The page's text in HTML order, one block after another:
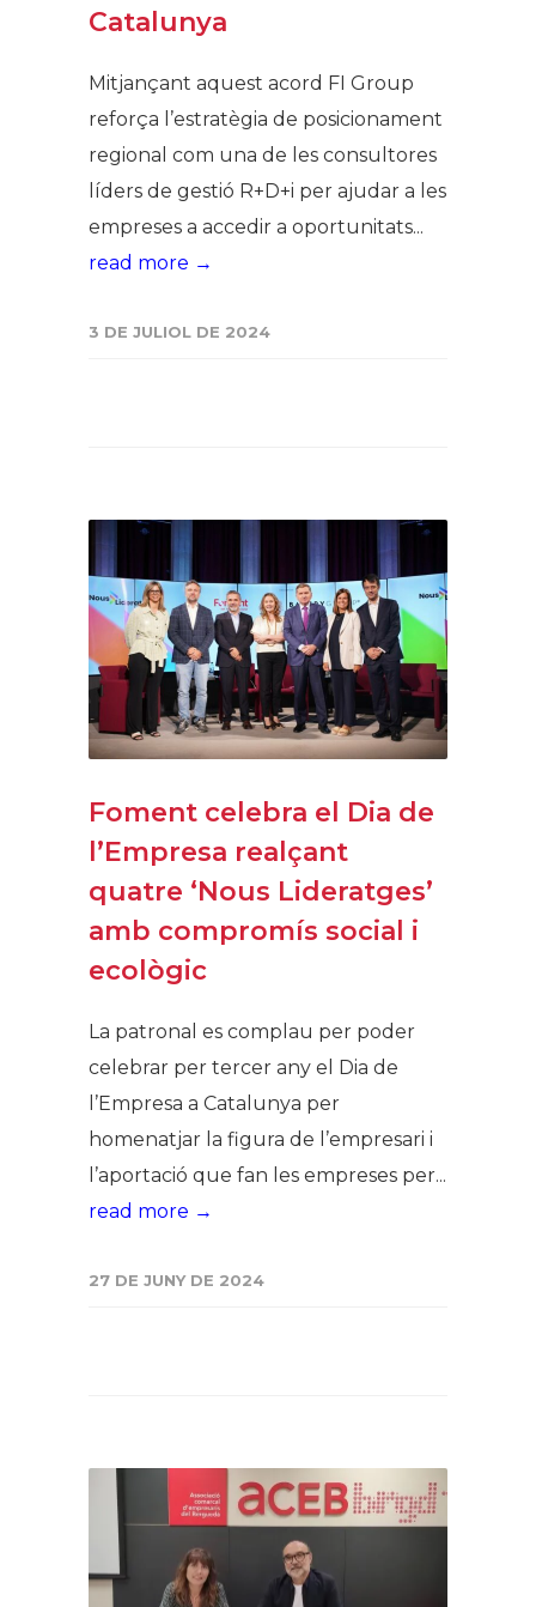
Catalunya
Mitjançant aquest acord FI Group
reforça l’estratègia de posicionament
regional com una de les consultores
líders de gestió R+D+i per ajudar a les
empreses a accedir a oportunitats...
read more →
3 DE JULIOL DE 2024
Foment celebra el Dia de
l’Empresa realçant
quatre ‘Nous Lideratges’
amb compromís social i
ecològic
La patronal es complau per poder
celebrar per tercer any el Dia de
l’Empresa a Catalunya per
homenatjar la figura de l’empresari i
l’aportació que fan les empreses per...
read more →
27 DE JUNY DE 2024